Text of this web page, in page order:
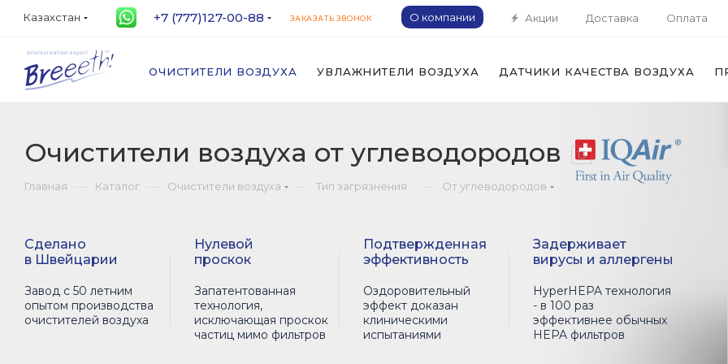
Казахстан +7 (777)127-00-88 ЗАКАЗАТЬ ЗВОНОК О компании Акции Доставка Оплата
ОЧИСТИТЕЛИ ВОЗДУХА УВЛАЖНИТЕЛИ ВОЗДУХА ДАТЧИКИ КАЧЕСТВА ВОЗДУХА
Очистители воздуха от углеводородов 13
Главная Каталог Очистители воздуха Тип загрязнения От углеводородов
Сделано
в Швейцарии
Завод с 50 летним
опытом производства
очистителей воздуха
Нулевой
проскок
Запатентованная
технология,
исключающая проскок
частиц мимо фильтров
Подтвержденная
эффективность
Оздоровительный
эффект доказан
клиническими
испытаниями
Задерживает
вирусы и аллергены
HyperHEPA технология
- в 100 раз
эффективнее обычных
HEPA фильтров